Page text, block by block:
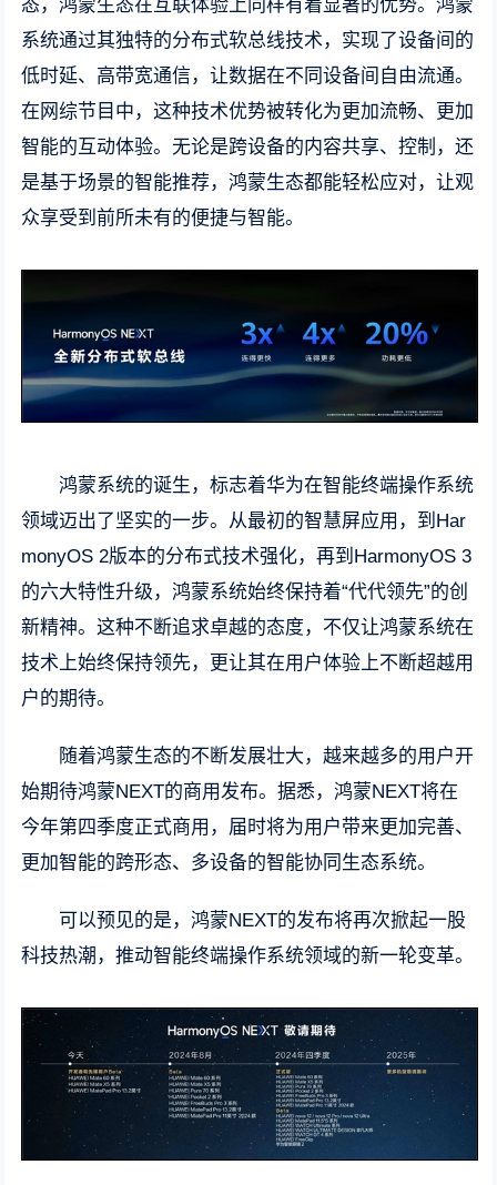
态，鸿蒙生态在互联体验上同样有着显著的优势。鸿蒙
系统通过其独特的分布式软总线技术，实现了设备间的
低时延、高带宽通信，让数据在不同设备间自由流通。
在网综节目中，这种技术优势被转化为更加流畅、更加
智能的互动体验。无论是跨设备的内容共享、控制，还
是基于场景的智能推荐，鸿蒙生态都能轻松应对，让观
众享受到前所未有的便捷与智能。
鸿蒙系统的诞生，标志着华为在智能终端操作系统
领域迈出了坚实的一步。从最初的智慧屏应用，到Har
monyOS 2版本的分布式技术强化，再到HarmonyOS 3
的六大特性升级，鸿蒙系统始终保持着“代代领先”的创
新精神。这种不断追求卓越的态度，不仅让鸿蒙系统在
技术上始终保持领先，更让其在用户体验上不断超越用
户的期待。
随着鸿蒙生态的不断发展壮大，越来越多的用户开
始期待鸿蒙NEXT的商用发布。据悉，鸿蒙NEXT将在
今年第四季度正式商用，届时将为用户带来更加完善、
更加智能的跨形态、多设备的智能协同生态系统。
可以预见的是，鸿蒙NEXT的发布将再次掀起一股
科技热潮，推动智能终端操作系统领域的新一轮变革。